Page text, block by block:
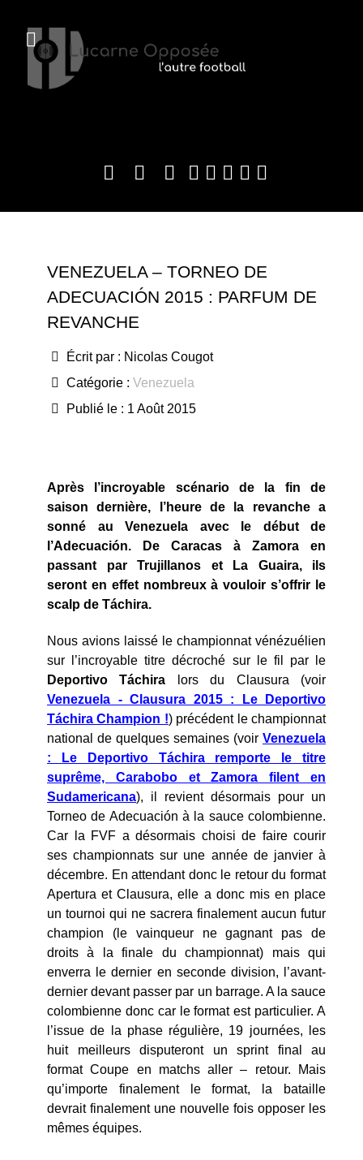
VENEZUELA – TORNEO DE
ADECUACIÓN 2015 : PARFUM DE
REVANCHE
Écrit par : Nicolas Cougot
Catégorie : Venezuela
Publié le : 1 Août 2015
Après l’incroyable scénario de la fin de
saison dernière, l’heure de la revanche a
sonné au Venezuela avec le début de
l’Adecuación. De Caracas à Zamora en
passant par Trujillanos et La Guaira, ils
seront en effet nombreux à vouloir s’offrir le
scalp de Táchira.
Nous avions laissé le championnat vénézuélien
sur l’incroyable titre décroché sur le fil par le
Deportivo Táchira lors du Clausura (voir
Venezuela - Clausura 2015 : Le Deportivo
Táchira Champion !) précédent le championnat
national de quelques semaines (voir Venezuela
: Le Deportivo Táchira remporte le titre
suprême, Carabobo et Zamora filent en
Sudamericana), il revient désormais pour un
Torneo de Adecuación à la sauce colombienne.
Car la FVF a désormais choisi de faire courir
ses championnats sur une année de janvier à
décembre. En attendant donc le retour du format
Apertura et Clausura, elle a donc mis en place
un tournoi qui ne sacrera finalement aucun futur
champion (le vainqueur ne gagnant pas de
droits à la finale du championnat) mais qui
enverra le dernier en seconde division, l’avant-
dernier devant passer par un barrage. A la sauce
colombienne donc car le format est particulier. A
l’issue de la phase régulière, 19 journées, les
huit meilleurs disputeront un sprint final au
format Coupe en matchs aller – retour. Mais
qu’importe finalement le format, la bataille
devrait finalement une nouvelle fois opposer les
mêmes équipes.